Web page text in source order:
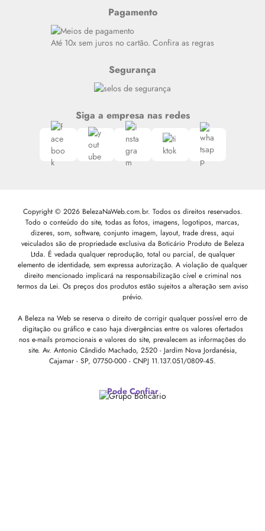
Siga nosso canal no Whatsapp
Pagamento
Até 10x sem juros no cartão. Confira as regras
Segurança
Siga a empresa nas redes
Copyright © 2026 BelezaNaWeb.com.br. Todos os direitos reservados.
Todo o conteúdo do site, todas as fotos, imagens, logotipos, marcas,
dizeres, som, software, conjunto imagem, layout, trade dress, aqui
veiculados são de propriedade exclusiva da Boticário Produto de Beleza
Ltda. É vedada qualquer reprodução, total ou parcial, de qualquer
elemento de identidade, sem expressa autorização. A violação de qualquer
direito mencionado implicará na responsabilização cível e criminal nos
termos da Lei. Os preços dos produtos estão sujeitos a alteração sem aviso
prévio.
A Beleza na Web se reserva o direito de corrigir qualquer possível erro de
digitação ou gráfico e caso haja divergências entre os valores ofertados
nos e-mails promocionais e valores do site, prevalecem as informações do
site. Av. Antonio Cândido Machado, 2520 - Jardim Nova Jordanésia,
Cajamar - SP, 07750-000 - CNPJ 11.137.051/0809-45.
Pode Confiar